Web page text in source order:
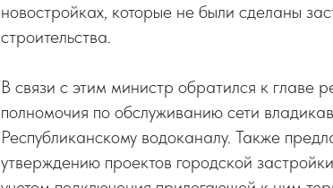
новостройках, которые не были сделаны
строительства.
В связи с этим министр обратился к главе
полномочия по обслуживанию сети
Республиканскому водоканалу. Также
утверждению проектов городской